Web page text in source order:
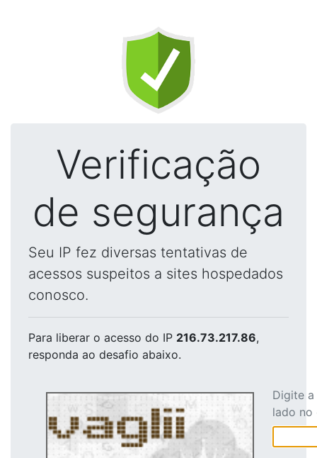
Verificação
de segurança
Seu IP fez diversas tentativas de
acessos suspeitos a sites hospedados
conosco.
Para liberar o acesso do IP 216.73.217.86,
responda ao desafio abaixo.
Digite
lado no